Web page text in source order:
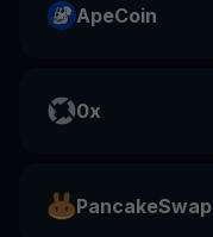
ApeCoin
0x
PancakeSwap